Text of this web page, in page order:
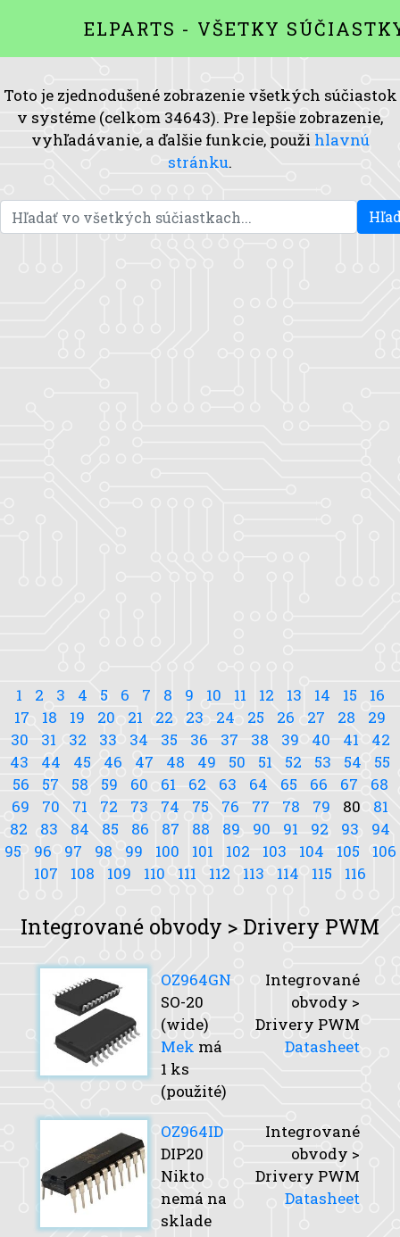
ELPARTS - VŠETKY
Toto je zjednodušené zobrazenie všetkých súčiastok
v systéme (celkom 34643). Pre lepšie zobrazenie,
vyhľadávanie, a ďalšie funkcie, použi hlavnú
stránku.
1 2 3 4 5 6 7 8 9 10 11 12 13 14 15
16
17
18 19 20 21 22 23 24 25 26 27 28
29
30
31 32 33 34 35 36 37 38 39 40 41
42
43
44 45 46 47 48 49 50 51 52 53 54
55
56
57 58 59 60 61 62 63 64 65 66 67
68
69
70 71 72 73 74 75 76 77 78 79 80
81
82
83 84 85 86 87 88 89 90 91 92 93
94
95
96 97 98 99 100 101 102 103 104 105
106
107
108 109 110 111 112 113 114 115 116
Integrované obvody > Drivery PWM
OZ964GN
SO-20
(wide)
Mek má
1 ks
(použité)
Integrované
obvody >
Drivery PWM
Datasheet
OZ964ID
DIP20
Nikto
nemá na
sklade
Integrované
obvody >
Drivery PWM
Datasheet